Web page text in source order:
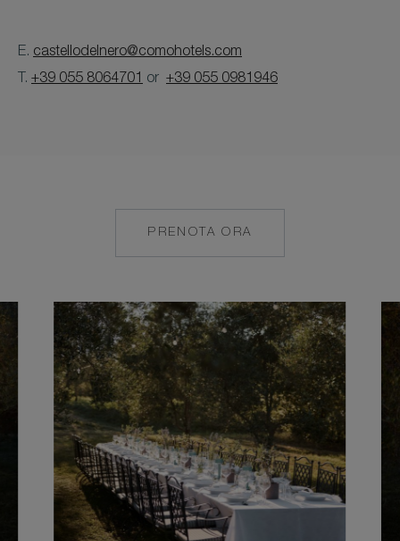
E. castellodelnero@comohotels.com
T. +39 055 8064701 or +39 055 0981946
PRENOTA ORA